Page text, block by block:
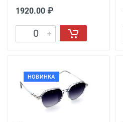
1920.00 ₽
НОВИНКА